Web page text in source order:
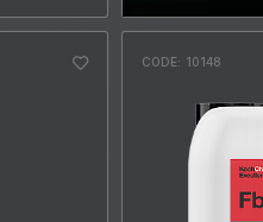
CODE: 10148